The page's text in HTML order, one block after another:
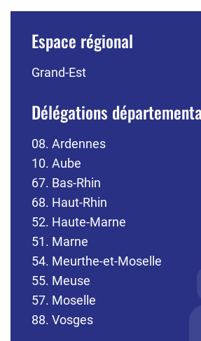
Espace régional
Grand-Est
Délégations
08. Ardennes
10. Aube
67. Bas-Rhin
68. Haut-Rhin
52. Haute-Marne
51. Marne
54. Meurthe-et-Moselle
55. Meuse
57. Moselle
88. Vosges